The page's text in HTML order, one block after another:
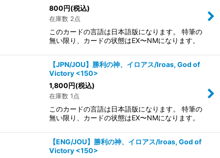
800円(税込)
在庫数 2点
このカードの言語は日本語版になります。 特筆の
無い限り、カードの状態はEX〜NMになります。
【JPN/JOU】勝利の神、イロアス/Iroas, God of
Victory <150>
1,800円(税込)
在庫数 1点
このカードの言語は日本語版になります。 特筆の
無い限り、カードの状態はEX〜NMになります。
【ENG/JOU】勝利の神、イロアス/Iroas, God of
Victory <150>